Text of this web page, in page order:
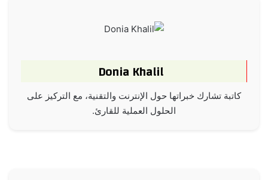
Donia Khalil
كاتبة تشارك خبراتها حول الإنترنت والتقنية، مع التركيز على
الحلول العملية للقارئ.